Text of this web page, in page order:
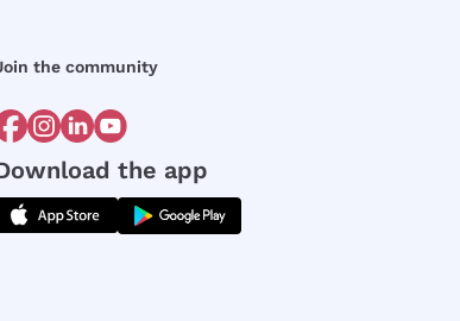
the community
the app